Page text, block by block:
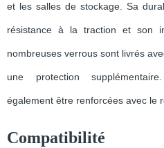
et les salles de stockage. Sa
résistance à la traction et son
nombreuses verrous sont livrés
une protection
également être renforcées avec le
Compatibilité